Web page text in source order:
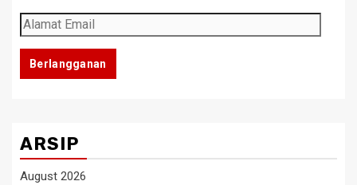
Alamat
Email
Berlangganan
ARSIP
August 2026